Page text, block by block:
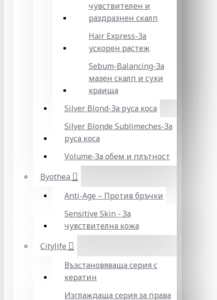
чувствителен и
раздразнен скалп
Hair Express-За
ускорен растеж
Sebum-Balancing-За
мазен скалп и сухи
краища
Silver Blond-За руса коса
Silver Blonde Sublіmeches-За
руса коса
Volume-За обем и плътност
Byothea
Anti-Age – Против бръчки
Sensitive Skin - За
чувствителна кожа
Citylife
Възстановяваща серия с
кератин
Изглаждаща серия за права